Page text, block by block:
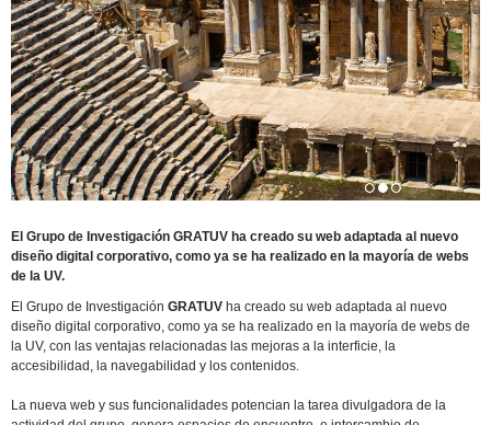
El Grupo de Investigación GRATUV ha creado su web adaptada al nuevo
diseño digital corporativo, como ya se ha realizado en la mayoría de webs
de la UV.
El Grupo de InvestigaciónGRATUV ha creado su web adaptada al nuevo
diseño digital corporativo, como ya se ha realizado en la mayoría de webs de
la UV, con las ventajas relacionadas las mejoras a la interficie, la
accesibilidad, la navegabilidad y los contenidos.
La nueva web y sus funcionalidades potencian la tarea divulgadora de la